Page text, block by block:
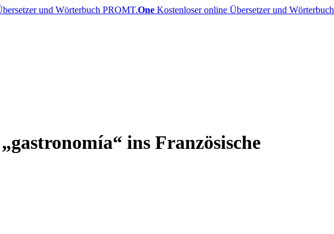
PROMT.One Kostenloser online Übersetzer und Wörterbuch
ins Französische